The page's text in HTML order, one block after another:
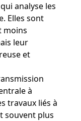
analyse les
Elles sont
moins
leur
et
à
travaux liés à
souvent plus